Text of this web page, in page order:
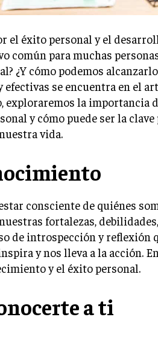
el éxito personal y el
común para muchas
¿Y cómo podemos
efectivas se encuentra en el
exploraremos la importancia
y cómo puede ser la clave
vida.
consciente de quiénes
fortalezas, debilidades,
de introspección y reflexión
y nos lleva a la acción. En
y el éxito personal.
a ti